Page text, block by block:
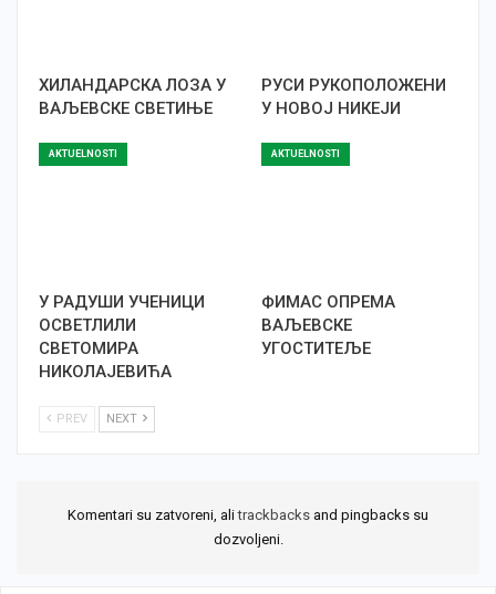
ХИЛАНДАРСКА ЛОЗА У
ВАЉЕВСКЕ СВЕТИЊЕ
РУСИ РУКОПОЛОЖЕНИ
У НОВОЈ НИКЕЈИ
AKTUELNOSTI
У РАДУШИ УЧЕНИЦИ
ОСВЕТЛИЛИ
СВЕТОМИРА
НИКОЛАЈЕВИЋА
AKTUELNOSTI
ФИМАС ОПРЕМА
ВАЉЕВСКЕ
УГОСТИТЕЉЕ
PREV NEXT
Komentari su zatvoreni, alitrackbacks and pingbacks su
dozvoljeni.